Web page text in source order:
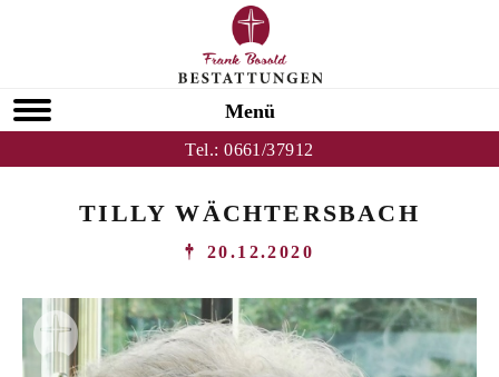
Menü
Tel.:0661/37912
TILLY WÄCHTERSBACH
20.12.2020